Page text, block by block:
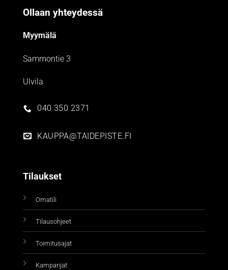
Ollaan yhteydessä
Myymälä
Sammontie 3
Ulvila
040 350 2371
KAUPPA@TAIDEPISTE.FI
Tilaukset
Omatili
Tilausohjeet
Toimitusajat
Kampanjat